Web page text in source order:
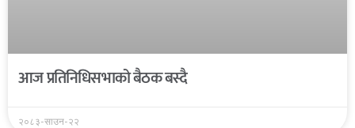
आज प्रतिनिधिसभाको बैठक बस्दै
२०८३-साउन-२२